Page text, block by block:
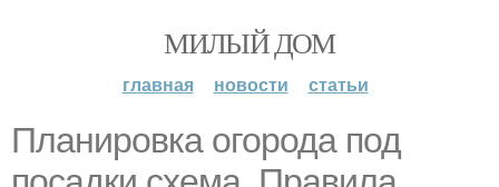
МИЛЫЙ ДОМ
главная новости статьи
Планировка огорода под